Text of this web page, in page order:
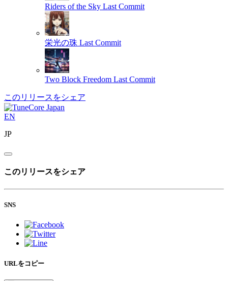
Riders of the Sky Last Commit
栄光の珠 Last Commit
Two Block Freedom Last Commit
このリリースをシェア
EN
JP
このリリースをシェア
SNS
URLをコピー